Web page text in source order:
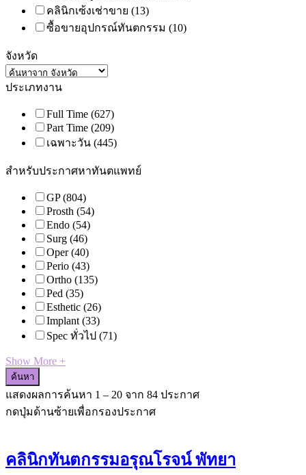
คลินิกเซ้งเช่าขาย (13)
ซื้อขายอุปกรณ์ทันตกรรม (10)
จังหวัด
ประเภทงาน
Full Time (627)
Part Time (209)
เฉพาะวัน (445)
สำหรับประกาศหาทันตแพทย์
GP (804)
Prosth (54)
Endo (54)
Surg (46)
Oper (40)
Perio (43)
Ortho (135)
Ped (35)
Esthetic (26)
Implant (33)
Spec ทั่วไป (71)
Show More +
ค้นหา
แสดงผลการค้นหา 1 – 20 จาก 84 ประกาศ
กดปุ่มด้านซ้ายเพื่อกรองประกาศ
คลินิกทันตกรรมอรุณโรจน์ พัทยา